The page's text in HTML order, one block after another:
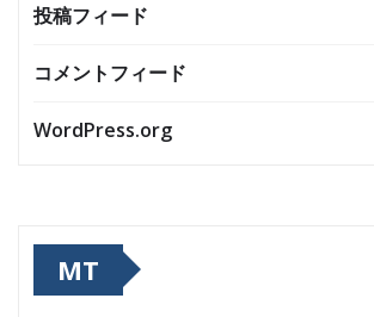
投稿フィード
コメントフィード
WordPress.org
MT